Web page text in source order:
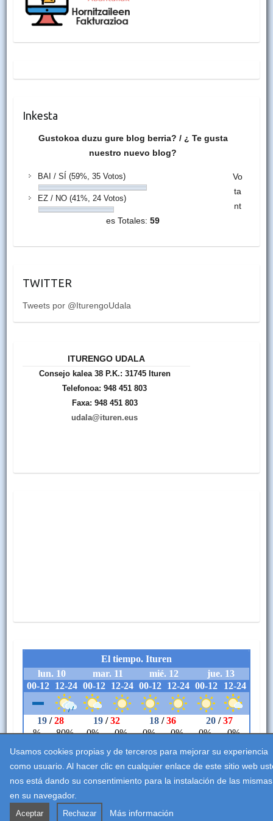
Usamos cookies propias y de terceros para mejorar su experiencia
como usuario. Al hacer clic en cualquier enlace de este sitio web
nos está dando su consentimiento para la instalación de las mismas
en su navegador.
Aceptar Rechazar Más información
Inkesta
Gustokoa duzu gure blog berria? / ¿ Te gusta
nuestro nuevo blog?
BAI / SÍ (59%, 35 Votos)
EZ / NO (41%, 24 Votos)
Vo
ta
nt
es Totales:59
TWITTER
Tweets por @IturengoUdala
ITURENGO UDALA
Consejo kalea 38 P.K.: 31745 Ituren
Telefonoa: 948 451 803
Faxa: 948 451 803
udala@ituren.eus
Legezko abisua Erabilerreztasuna